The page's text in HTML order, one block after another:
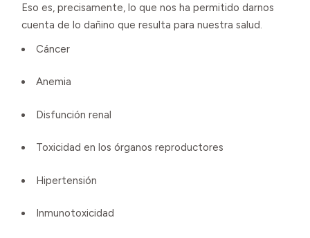
Eso es, precisamente, lo que nos ha permitido darnos
cuenta de lo dañino que resulta para nuestra salud.
Cáncer
Anemia
Disfunción renal
Toxicidad en los órganos reproductores
Hipertensión
Inmunotoxicidad